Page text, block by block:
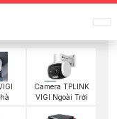
Camera TPLINK
VIGI Ngoài Trời